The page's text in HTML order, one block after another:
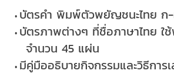
บัตรคำ พิมพ์ตัวพยัญชนะไทย ก
บัตรภาพต่างๆ ที่ชื่อภาษาไทย ใ
จำนวน 45 แผ่น
มีคู่มืออธิบายกิจกรรมและวิธีการ